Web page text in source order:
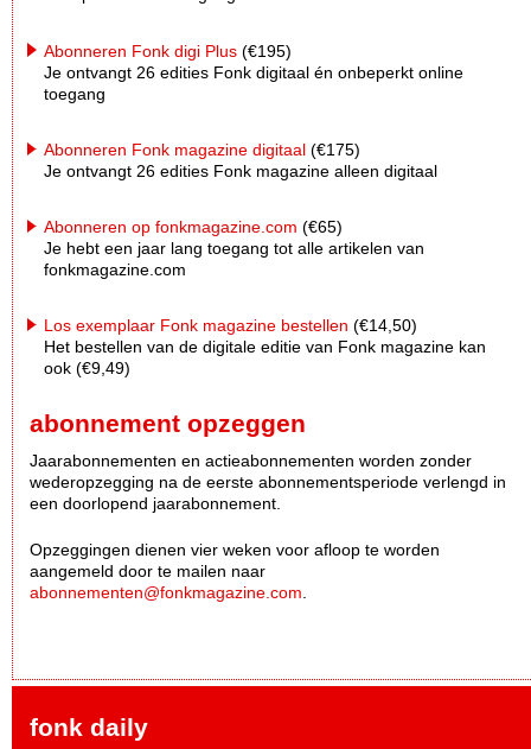
Abonneren Fonk digi Plus (€195)
Je ontvangt 26 edities Fonk digitaal én onbeperkt online
toegang
Abonneren Fonk magazine digitaal (€175)
Je ontvangt 26 edities Fonk magazine alleen digitaal
Abonneren op fonkmagazine.com (€65)
Je hebt een jaar lang toegang tot alle artikelen van
fonkmagazine.com
Los exemplaar Fonk magazine bestellen (€14,50)
Het bestellen van de digitale editie van Fonk magazine kan
ook (€9,49)
abonnement opzeggen
Jaarabonnementen en actieabonnementen worden zonder
wederopzegging na de eerste abonnementsperiode verlengd in
een doorlopend jaarabonnement.
Opzeggingen dienen vier weken voor afloop te worden
aangemeld door te mailen naar
abonnementen@fonkmagazine.com
fonk daily